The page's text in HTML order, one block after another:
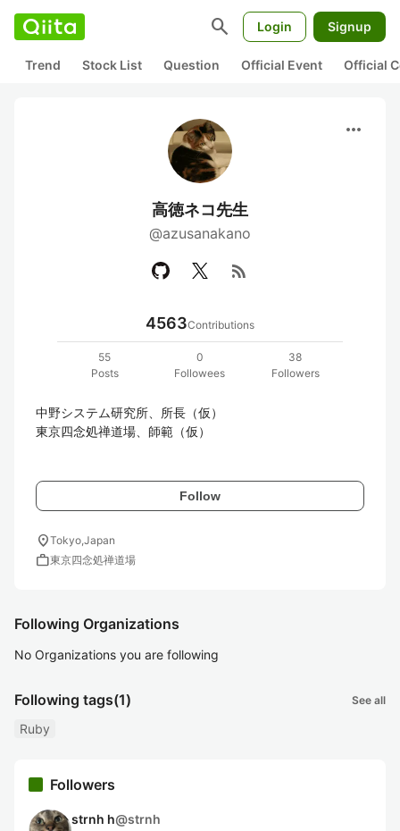
search Login Signup
Trend Stock List Question Official Event Official
more_horiz
高徳ネコ先生
@azusanakano
rss_feed
4563Contributions
55
Posts
0
Followees
38
Followers
中野システム研究所、所長（仮）
東京四念処禅道場、師範（仮）
Follow
location_onTokyo,Japan
work東京四念処禅道場
Following Organizations
No Organizations you are following
Following tags(1) See all
Ruby
Followers
strnh h@strnh